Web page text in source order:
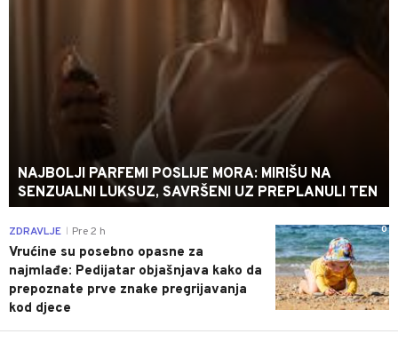
NAJBOLJI PARFEMI POSLIJE MORA: MIRIŠU NA
SENZUALNI LUKSUZ, SAVRŠENI UZ PREPLANULI TEN
0
ZDRAVLJE Pre 2 h
Vrućine su posebno opasne za
najmlađe: Pedijatar objašnjava kako da
prepoznate prve znake pregrijavanja
kod djece